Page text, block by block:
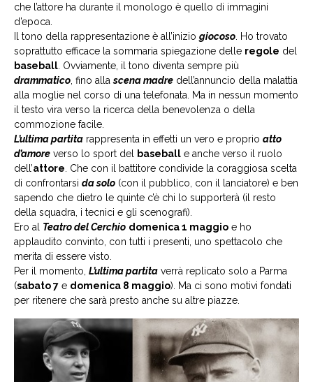
che l’attore ha durante il monologo è quello di immagini
d’epoca.
Il tono della rappresentazione è all’inizio giocoso . Ho trovato
soprattutto efficace la sommaria spiegazione delle regole del
baseball . Ovviamente, il tono diventa sempre più
drammatico , fino allascena madre dell’annuncio della malattia
alla moglie nel corso di una telefonata. Ma in nessun momento
il testo vira verso la ricerca della benevolenza o della
commozione facile.
L’ultima partita rappresenta in effetti un vero e proprio atto
d’amore verso lo sport del baseball e anche verso il ruolo
dell’attore . Che con il battitore condivide la coraggiosa scelta
di confrontarsi da solo (con il pubblico, con il lanciatore) e ben
sapendo che dietro le quinte c’è chi lo supporterà (il resto
della squadra, i tecnici e gli scenografi).
Ero al Teatro del Cerchio domenica 1 maggio e ho
applaudito convinto, con tutti i presenti, uno spettacolo che
merita di essere visto.
Per il momento, L’ultima partita verrà replicato solo a Parma
(sabato 7 e domenica 8 maggio). Ma ci sono motivi fondati
per ritenere che sarà presto anche su altre piazze.